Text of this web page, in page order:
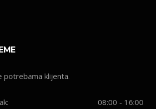
potrebama klijenta.
08:00 - 16:00